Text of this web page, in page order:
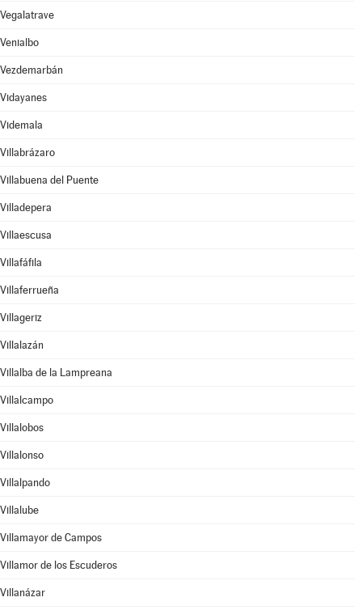
Vegalatrave
Venialbo
Vezdemarbán
Vidayanes
Videmala
Villabrázaro
Villabuena del Puente
Villadepera
Villaescusa
Villafáfila
Villaferrueña
Villageriz
Villalazán
Villalba de la Lampreana
Villalcampo
Villalobos
Villalonso
Villalpando
Villalube
Villamayor de Campos
Villamor de los Escuderos
Villanázar